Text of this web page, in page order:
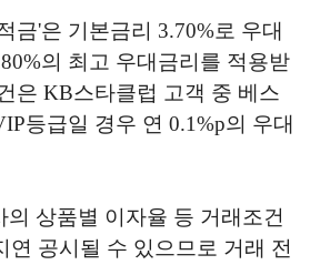
금'은 기본금리 3.70%로 우대
의 최고 우대금리를 적용받
은 KB스타클럽 고객 중 베스
등급일 경우 연 0.1%p의 우대
의 상품별 이자율 등 거래조건
연 공시될 수 있으므로 거래 전